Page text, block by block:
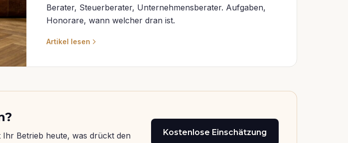
Berater, Steuerberater, Unternehmensberater. Aufgaben,
Honorare, wann welcher dran ist.
Artikel lesen
Ihr Betrieb heute, was drückt den
Kostenlose Einschätzung